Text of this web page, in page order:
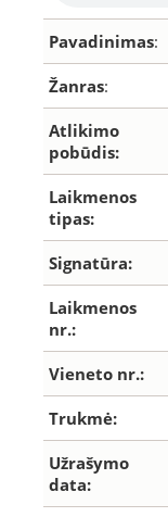
Pavadinimas:
Žanras:
Atlikimo
pobūdis:
Laikmenos
tipas:
Signatūra:
Laikmenos
nr.:
Vieneto nr.:
Trukmė:
Užrašymo
data: